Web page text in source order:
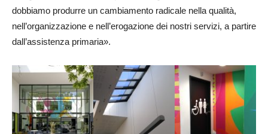
dobbiamo produrre un cambiamento radicale nella qualità,
nell’organizzazione e nell’erogazione dei nostri servizi, a partire
dall’assistenza primaria».